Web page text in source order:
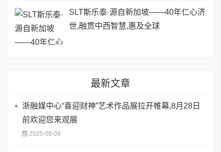
SLT斯乐泰·源自新加坡——40年仁心济
世,融贯中西智慧,惠及全球
最新文章
浙融媒中心“喜迎财神”艺术作品展拉开帷幕,8月28日
前欢迎您来观展
2025-08-08